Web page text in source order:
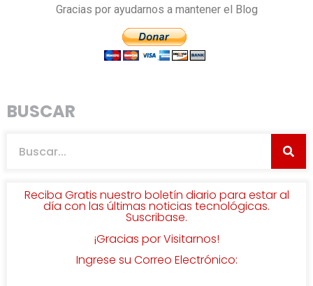
Gracias por ayudarnos a mantener el Blog
BUSCAR
Reciba Gratis nuestro boletín diario para estar al
día con las últimas noticias tecnológicas.
Suscribase.
¡Gracias por Visitarnos!
Ingrese su Correo Electrónico: